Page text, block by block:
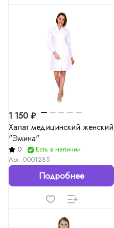
1 150 ₽
Халат медицинский женский
"Эмина"
0
Есть в наличии
Арт. 0001285
Подробнее